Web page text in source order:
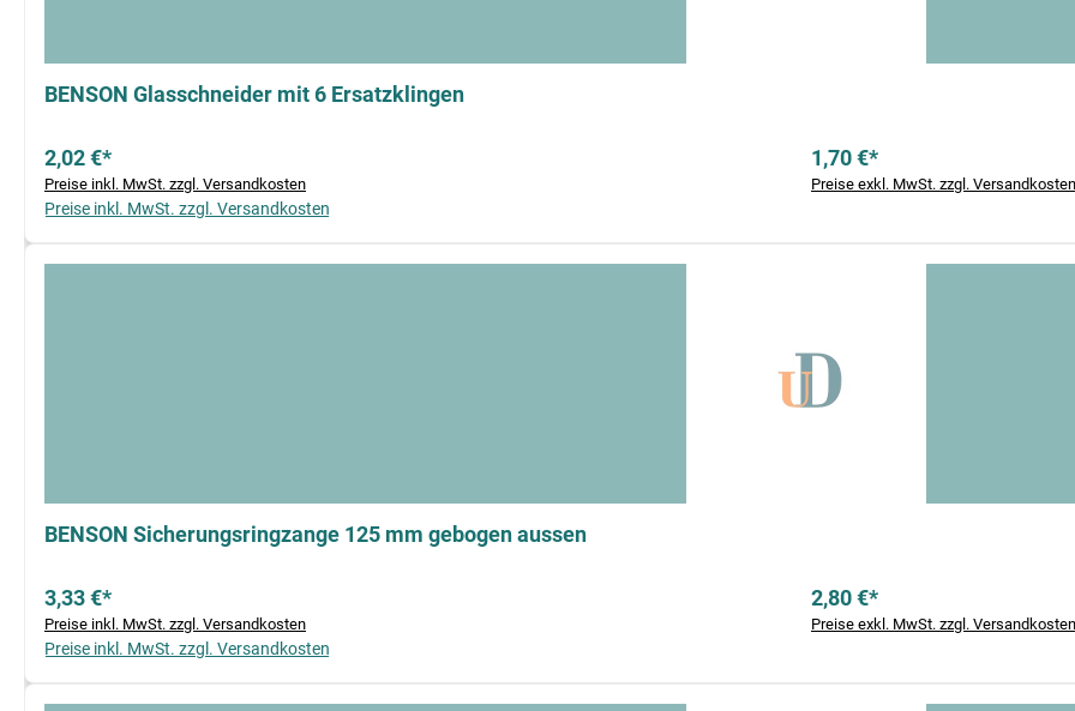
BENSON Glasschneider mit 6 Ersatzklingen
2,02 €*
Preise inkl. MwSt. zzgl. Versandkosten
1,70 €*
Preise exkl. MwSt. zzgl. Versandkosten
Preise inkl. MwSt. zzgl. Versandkosten
BENSON Sicherungsringzange 125 mm gebogen aussen
3,33 €*
Preise inkl. MwSt. zzgl. Versandkosten
2,80 €*
Preise exkl. MwSt. zzgl. Versandkosten
Preise inkl. MwSt. zzgl. Versandkosten